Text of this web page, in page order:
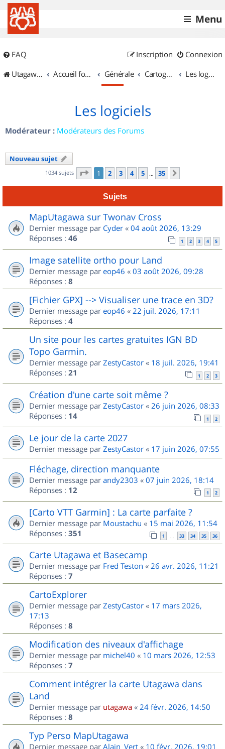
Menu
FAQ Connexion
Inscription
UtagawaVTT (Randos VTT et VTTAE avec traces GPS)
Accueil forum Générale Cartographie et GPS Les logiciels
Les logiciels
Modérateur : Modérateurs des Forums
Nouveau sujet
1034 sujets Page 1sur
1 2 3 4 5 … 35
Sujets
MapUtagawa sur Twonav Cross
Dernier message par Cyder « 04 août 2026, 13:29
Réponses : 46 1 2 3 4 5
Image satellite ortho pour Land
Dernier message par eop46 « 03 août 2026, 09:28
Réponses : 8
[Fichier GPX] --> Visualiser une trace en 3D?
Dernier message par eop46 « 22 juil. 2026, 17:11
Réponses : 4
Un site pour les cartes gratuites IGN BD
Topo Garmin.
Dernier message par ZestyCastor « 18 juil. 2026, 19:41
Réponses : 21 1 2 3
Création d'une carte soit même ?
Dernier message par ZestyCastor « 26 juin 2026, 08:33
Réponses : 14 1 2
Le jour de la carte 2027
Dernier message par ZestyCastor « 17 juin 2026, 07:55
Fléchage, direction manquante
Dernier message par andy2303 « 07 juin 2026, 18:14
Réponses : 12 1 2
[Carto VTT Garmin] : La carte parfaite ?
Dernier message par Moustachu « 15 mai 2026, 11:54
Réponses : 351 1 … 33 34 35 36
Carte Utagawa et Basecamp
Dernier message par Fred Teston « 26 avr. 2026, 11:21
Réponses : 7
CartoExplorer
Dernier message par ZestyCastor « 17 mars 2026,
17:13
Réponses : 8
Modification des niveaux d'affichage
Dernier message par michel40 « 10 mars 2026, 12:53
Réponses : 7
Comment intégrer la carte Utagawa dans
Land
Dernier message par utagawa « 24 févr. 2026, 14:50
Réponses : 8
Typ Perso MapUtagawa
Dernier message par Alain_Vert « 10 févr. 2026, 19:01